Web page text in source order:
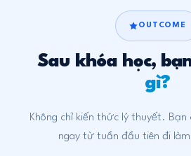
OUTCOME
Sau khóa học,
gì?
Không chỉ kiến thức lý thuyết.
ngay từ tuần đầu tiên đi làm